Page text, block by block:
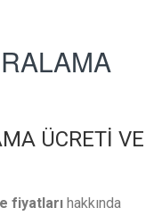
ÜCRETİ VE
fiyatları hakkında